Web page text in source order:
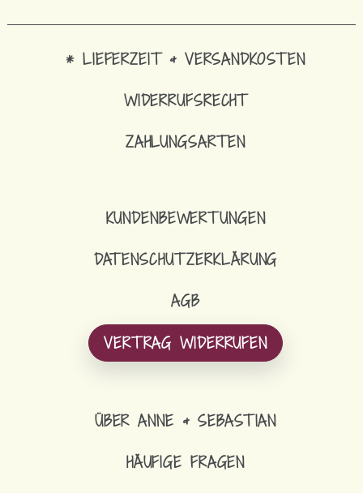
* LIEFERZEIT & VERSANDKOSTEN
WIDERRUFSRECHT
ZAHLUNGSARTEN
KUNDENBEWERTUNGEN
DATENSCHUTZERKLÄRUNG
AGB
VERTRAG WIDERRUFEN
ÜBER ANNE & SEBASTIAN
HÄUFIGE FRAGEN